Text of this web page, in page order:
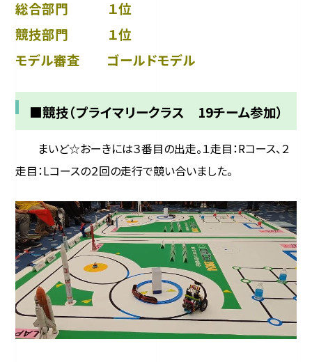
総合部門 １位
競技部門 １位
モデル審査 ゴールドモデル
■競技（プライマリークラス 19チーム参加）
まいど☆おーきには３番目の出走。１走目：Rコース、２
走目：Lコースの２回の走行で競い合いました。